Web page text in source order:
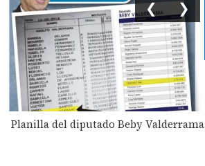
Planilla del diputado Beby Valderrama
❮ ❯